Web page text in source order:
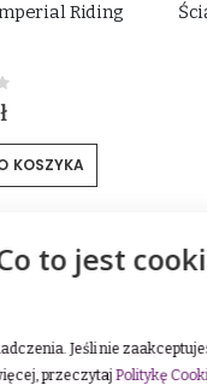
Riding
KOSZYKA
to jest
Jeśli nie
przeczytaj Politykę